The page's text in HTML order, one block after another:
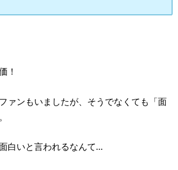
！
ァンもいましたが、そうでなくても「面
白いと言われるなんて…